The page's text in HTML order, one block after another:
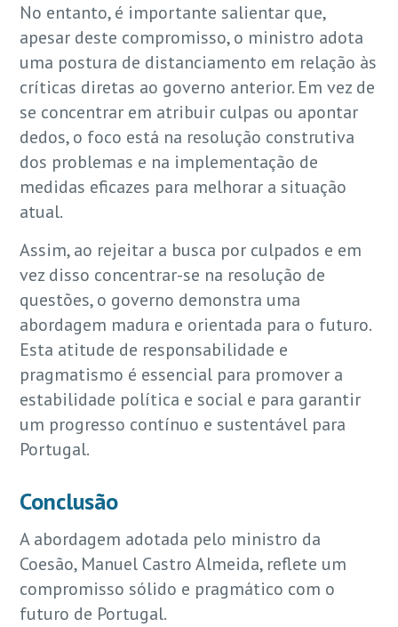
No entanto, é importante salientar que,
apesar deste compromisso, o ministro adota
uma postura de distanciamento em relação às
críticas diretas ao governo anterior. Em vez de
se concentrar em atribuir culpas ou apontar
dedos, o foco está na resolução construtiva
dos problemas e na implementação de
medidas eficazes para melhorar a situação
atual.
Assim, ao rejeitar a busca por culpados e em
vez disso concentrar-se na resolução de
questões, o governo demonstra uma
abordagem madura e orientada para o futuro.
Esta atitude de responsabilidade e
pragmatismo é essencial para promover a
estabilidade política e social e para garantir
um progresso contínuo e sustentável para
Portugal.
Conclusão
A abordagem adotada pelo ministro da
Coesão, Manuel Castro Almeida, reflete um
compromisso sólido e pragmático com o
futuro de Portugal.